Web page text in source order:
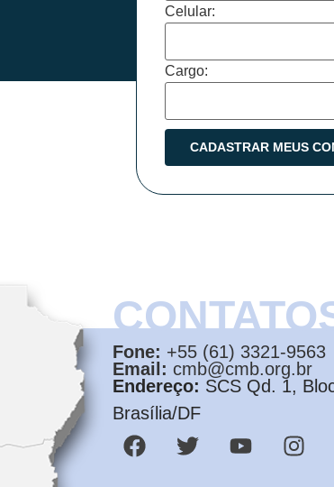
Celular:
Cargo:
Fone: +55 (61) 3321-9563
Email: cmb@cmb.org.br
Endereço: SCS Qd. 1,
Brasília/DF